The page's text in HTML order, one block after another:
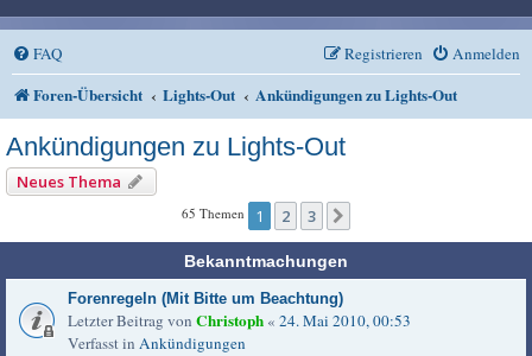
FAQ Anmelden
Registrieren
Foren-Übersicht Lights-Out Ankündigungen zu Lights-Out
Ankündigungen zu Lights-Out
Neues Thema
65 Themen 1 2 3
Bekanntmachungen
Forenregeln (Mit Bitte um Beachtung)
Letzter Beitrag von Christoph « 24. Mai 2010, 00:53
Verfasst in Ankündigungen